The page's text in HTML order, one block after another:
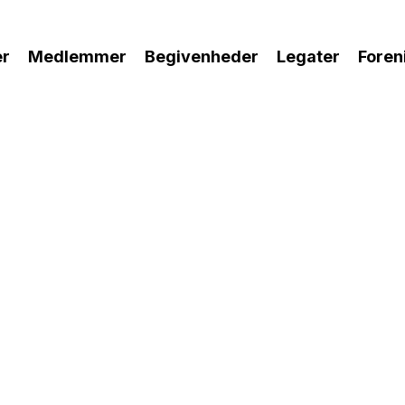
Medlemmer Begivenheder Legater